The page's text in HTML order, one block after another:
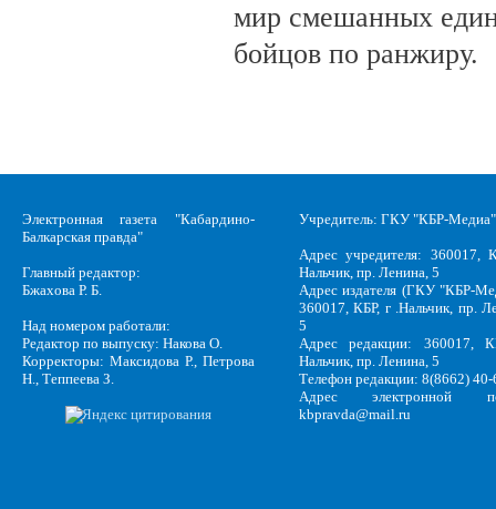
мир смешанных
бойцов по ранжиру.
Электронная газета "Кабардино-
Балкарская правда"
Главный редактор:
Бжахова Р. Б.
Над номером работали:
Редактор по выпуску: Накова О.
Корректоры: Максидова Р., Петрова
Н., Теппеева З.
Учредитель: ГКУ "КБР-Медиа"
Адрес учредителя: 360017,
Нальчик, пр. Ленина, 5
Адрес издателя (ГКУ "КБР-
360017, КБР, г .Нальчик, пр.
5
Адрес редакции: 360017,
Нальчик, пр. Ленина, 5
Телефон редакции: 8(8662)
Адрес электронной
kbpravda@mail.ru